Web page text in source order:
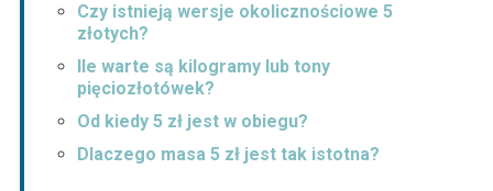
Czy istnieją wersje okolicznościowe 5
złotych?
Ile warte są kilogramy lub tony
pięciozłotówek?
Od kiedy 5 zł jest w obiegu?
Dlaczego masa 5 zł jest tak istotna?